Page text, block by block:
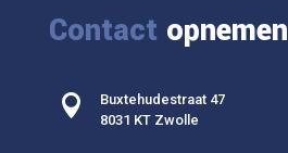
Contact opnemen

Buxtehudestraat 47
8031 KT Zwolle